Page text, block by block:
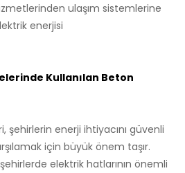
ulaşım sistemlerine
enerjisi
Kullanılan Beton
şehirlerin enerji ihtiyacını güvenli
için büyük önem taşır.
elektrik hatlarının önemli